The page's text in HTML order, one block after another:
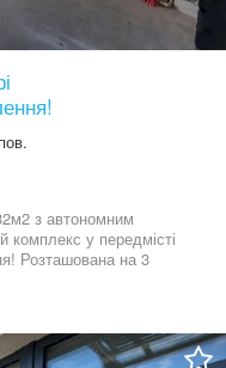
з автономним
у передмісті
Розташована на 3
інше. Більш